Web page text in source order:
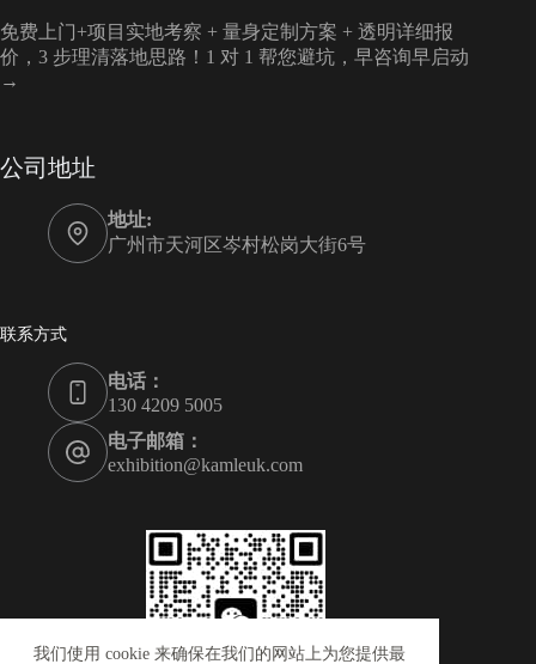
我们使用 cookie 来确保在我们的网站上为您提供最
免费上门+项目实地考察 + 量身定制方案 + 透明详细报
价，3 步理清落地思路！1 对 1 帮您避坑，早咨询早启动
→
公司地址
地址:
广州市天河区岑村松岗大街6号
联系方式
电话：
130 4209 5005
电子邮箱：
exhibition@kamleuk.com